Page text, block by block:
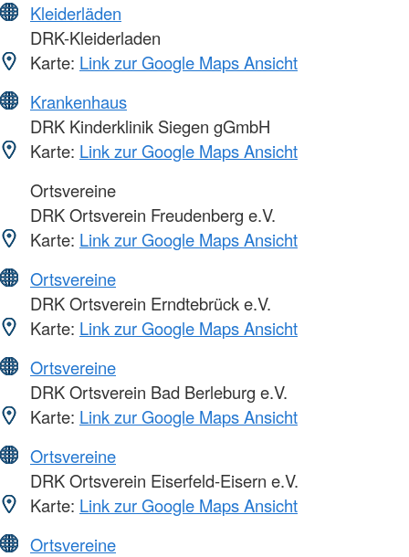
Kleiderläden
DRK-Kleiderladen
Karte: Link zur Google Maps Ansicht
Krankenhaus
DRK Kinderklinik Siegen gGmbH
Karte: Link zur Google Maps Ansicht
Ortsvereine
DRK Ortsverein Freudenberg e.V.
Karte: Link zur Google Maps Ansicht
Ortsvereine
DRK Ortsverein Erndtebrück e.V.
Karte: Link zur Google Maps Ansicht
Ortsvereine
DRK Ortsverein Bad Berleburg e.V.
Karte: Link zur Google Maps Ansicht
Ortsvereine
DRK Ortsverein Eiserfeld-Eisern e.V.
Karte: Link zur Google Maps Ansicht
Ortsvereine